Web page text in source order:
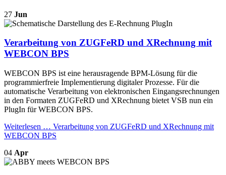
27 Jun
Verarbeitung von ZUGFeRD und XRechnung mit
WEBCON BPS
WEBCON BPS ist eine herausragende BPM-Lösung für die
programmierfreie Implementierung digitaler Prozesse. Für die
automatische Verarbeitung von elektronischen Eingangsrechnungen
in den Formaten ZUGFeRD und XRechnung bietet VSB nun ein
PlugIn für WEBCON BPS.
Weiterlesen … Verarbeitung von ZUGFeRD und XRechnung mit
WEBCON BPS
04 Apr